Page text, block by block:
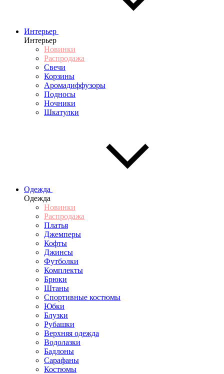
Интерьер
Интерьер
Новинки
Распродажа
Свечи
Корзины
Аромадиффузоры
Подносы
Ночники
Шкатулки
Одежда
Одежда
Новинки
Распродажа
Платья
Джемперы
Кофты
Джинсы
Футболки
Комплекты
Брюки
Штаны
Спортивные костюмы
Юбки
Блузки
Рубашки
Верхняя одежда
Водолазки
Бадлоны
Сарафаны
Костюмы